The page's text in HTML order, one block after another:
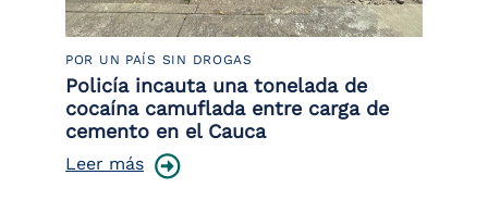
POR UN PAÍS SIN DROGAS
Policía incauta una tonelada de
cocaína camuflada entre carga de
cemento en el Cauca
Leer más